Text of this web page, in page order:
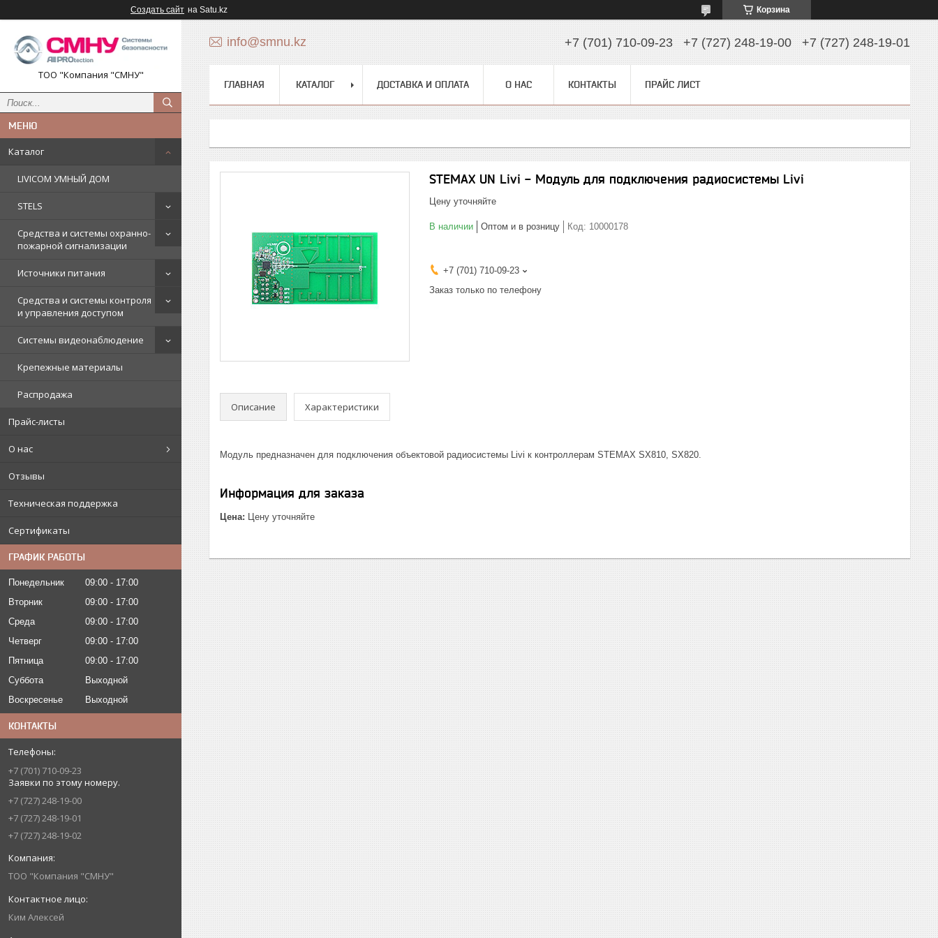
Создать сайт на Satu.kz Корзина
ТОО "Компания "СМНУ"
Каталог
LIVICOM УМНЫЙ ДОМ
STELS
Средства и системы охранно-
пожарной сигнализации
Источники питания
Средства и системы контроля
и управления доступом
Системы видеонаблюдение
Крепежные материалы
Распродажа
Прайс-листы
О нас
Отзывы
Техническая поддержка
Сертификаты
ГРАФИК РАБОТЫ
Понедельник 09:00
17:00
Вторник
09:00
17:00
Среда
09:00
17:00
Четверг
09:00
17:00
Пятница
09:00
17:00
Суббота
Выходной
Воскресенье
Выходной
КОНТАКТЫ
+7 (701) 710-09-23
Заявки по этому номеру.
+7 (727) 248-19-00
+7 (727) 248-19-01
+7 (727) 248-19-02
ТОО "Компания "СМНУ"
Ким Алексей
info@smnu.kz +7 (701) 710-09-23 +7 (727) 248-19-00 +7 (727) 248-19-01
ГЛАВНАЯ КАТАЛОГ ДОСТАВКА И ОПЛАТА О НАС КОНТАКТЫ ПРАЙС ЛИСТ
STEMAX UN Livi - Модуль для подключения радиосистемы Livi
Цену уточняйте
В наличии Оптом и в розницу Код: 10000178
+7 (701) 710-09-23
Заказ только по телефону
Описание Характеристики
Модуль предназначен для подключения объектовой радиосистемы Livi к контроллерам STEMAX SX810, SX820.
Информация для заказа
Цена: Цену уточняйте